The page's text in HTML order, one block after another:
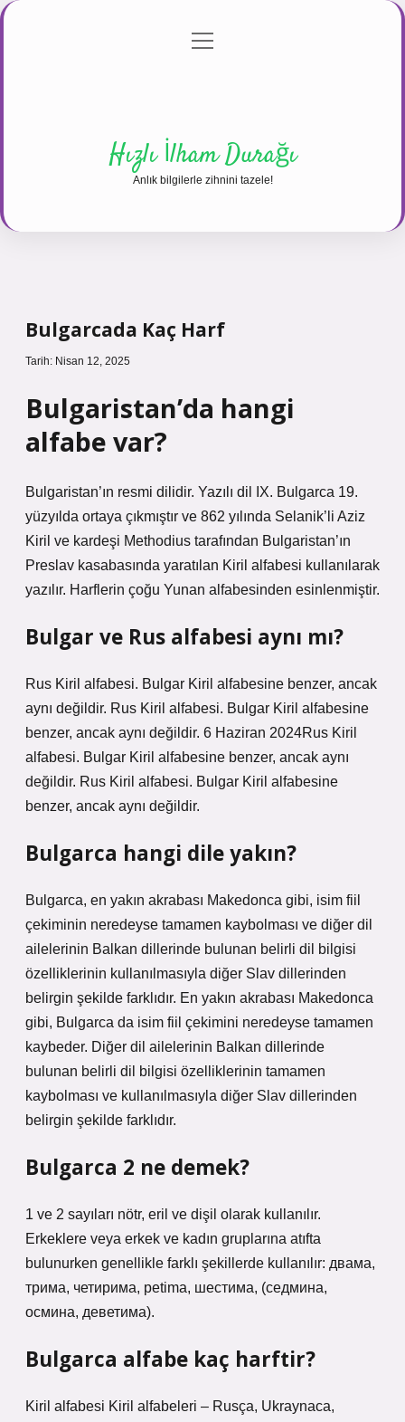
Gizlilik Politikası
menüyü
Hızlı İlham Durağı
Anlık bilgilerle zihnini tazele!
Bulgarcada Kaç Harf
Tarih: Nisan 12, 2025
Bulgaristan’da hangi
alfabe var?
Bulgaristan’ın resmi dilidir. Yazılı dil IX. Bulgarca 19.
yüzyılda ortaya çıkmıştır ve 862 yılında Selanik’li Aziz
Kiril ve kardeşi Methodius tarafından Bulgaristan’ın
Preslav kasabasında yaratılan Kiril alfabesi kullanılarak
yazılır. Harflerin çoğu Yunan alfabesinden esinlenmiştir.
Bulgar ve Rus alfabesi aynı mı?
Rus Kiril alfabesi. Bulgar Kiril alfabesine benzer, ancak
aynı değildir. Rus Kiril alfabesi. Bulgar Kiril alfabesine
benzer, ancak aynı değildir. 6 Haziran 2024Rus Kiril
alfabesi. Bulgar Kiril alfabesine benzer, ancak aynı
değildir. Rus Kiril alfabesi. Bulgar Kiril alfabesine
benzer, ancak aynı değildir.
Bulgarca hangi dile yakın?
Bulgarca, en yakın akrabası Makedonca gibi, isim fiil
çekiminin neredeyse tamamen kaybolması ve diğer dil
ailelerinin Balkan dillerinde bulunan belirli dil bilgisi
özelliklerinin kullanılmasıyla diğer Slav dillerinden
belirgin şekilde farklıdır. En yakın akrabası Makedonca
gibi, Bulgarca da isim fiil çekimini neredeyse tamamen
kaybeder. Diğer dil ailelerinin Balkan dillerinde
bulunan belirli dil bilgisi özelliklerinin tamamen
kaybolması ve kullanılmasıyla diğer Slav dillerinden
belirgin şekilde farklıdır.
Bulgarca 2 ne demek?
1 ve 2 sayıları nötr, eril ve dişil olarak kullanılır.
Erkeklere veya erkek ve kadın gruplarına atıfta
bulunurken genellikle farklı şekillerde kullanılır: двама,
трима, четирима, petima, шестима, (седмина,
осмина, деветима).
Bulgarca alfabe kaç harftir?
Kiril alfabesi Kiril alfabeleri – Rusça, Ukraynaca,